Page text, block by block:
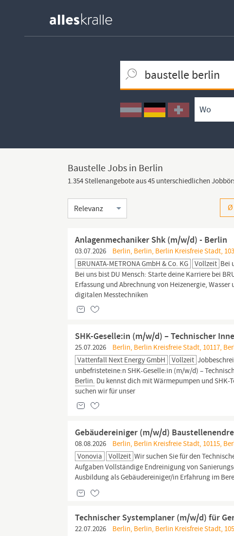
Ortssuche
Umkreissuche
Arbeitsform
Baustelle Jobs in Berlin
1.354 Stellenangebote aus 45 unterschiedlichen
Sortierung
Anlagenmechaniker Shk (m/w/d) - Berlin
03.07.2026
Berlin, Berlin, Berlin Kreisfreie Stadt,
BRUNATA-METRONA GmbH & Co. KG
Vollzeit Bei
Bei uns bist DU Mensch: Starte deine Karriere bei
Erfassung und Abrechnung von Heizenergie,
digitalen Messtechniken
SHK-Geselle:in (m/w/d) – Technischer
25.07.2026
Berlin, Berlin Kreisfreie Stadt, 10117,
Vattenfall Next Energy GmbH
Vollzeit
unbefristeteine:n SHK-Geselle:in (m/w/d) –
Berlin. Du kennst dich mit Wärmepumpen und SHK-
suchen wir für unser
Gebäudereiniger (m/w/d)
08.08.2026
Berlin, Berlin Kreisfreie Stadt, 10115,
Vonovia
Vollzeit Wir suchen Sie für den
Aufgaben Vollständige Endreinigung von
Ausbildung als Gebäudereiniger/in Erfahrung im
Technischer Systemplaner (m/w/d) für
22.07.2026
Berlin, Berlin, Berlin Kreisfreie Stadt,